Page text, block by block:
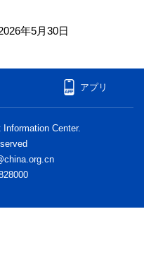
年5月30日
アプリ
Center.